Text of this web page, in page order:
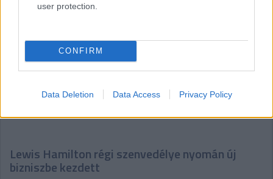
user protection.
CONFIRM
Data Deletion Data Access Privacy Policy
Gellérfi Gergő
Lewis Hamilton régi szenvedélye nyomán új
bizniszbe kezdett